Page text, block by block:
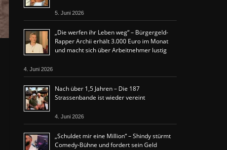
5. Juni 2026
„Die werfen ihr Leben weg“ – Bürgergeld-
Rapper Archii erhält 3.000 Euro im Monat
und macht sich über Arbeitnehmer lustig
4. Juni 2026
Nach über 1,5 Jahren – Die 187
Strassenbande ist wieder vereint
4. Juni 2026
„Schuldet mir eine Million“ – Shindy stürmt
Comedy-Bühne und fordert sein Geld